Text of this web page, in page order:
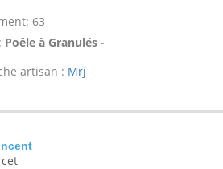
63
Poêle à Granulés -
artisan : Mrj